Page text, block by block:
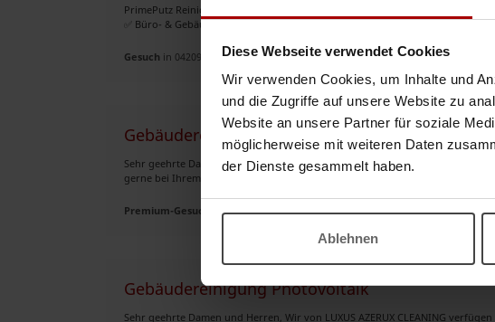
Diese Webseite verwendet Cookies
Wir verwenden Cookies, um Inhalte und
und die Zugriffe auf unsere Website zu
Website an unsere Partner für soziale
möglicherweise mit weiteren Daten
der Dienste gesammelt haben.
Ablehnen
PrimePutz Reinigungsdienst Leipzig Sie suchen einen zuverlässigen Partner
✅ Büro- & Gebäudereinigung ✅ Entrümpelungen von Wohnungen, Häusern
Gesuch in 04209, Leipzig
Gebäudereinigung und Alltagsbegleitung
Sehr geehrte Damen und Herren, als inhabergeführtes Unternehmen JARA
gerne bei Ihrem Projekt. Wir bieten Ihnen professionelle Gebäudereinigung ..
Premium-Gesuch in 09599, Freiberg
Gebäudereinigung Photovoltaik
Sehr geehrte Damen und Herren, Wir von LUXUS AZERUX CLEANING